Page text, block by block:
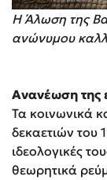
Η Άλωση της
ανώνυμου
Ανανέωση της
Τα κοινωνικά
δεκαετιών του
ιδεολογικές
θεωρητικά